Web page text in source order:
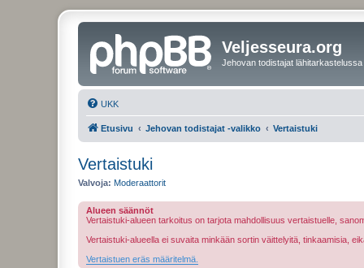
Veljesseura.org
Jehovan todistajat lähitarkastelussa
UKK
Etusivu Jehovan todistajat -valikko Vertaistuki
Vertaistuki
Valvoja: Moderaattorit
Alueen säännöt
Vertaistuki-alueen tarkoitus on tarjota mahdollisuus vertaistuelle,
Vertaistuki-alueella ei suvaita minkään sortin väittelyitä, tinkaamisia,
Vertaistuen eräs määritelmä.